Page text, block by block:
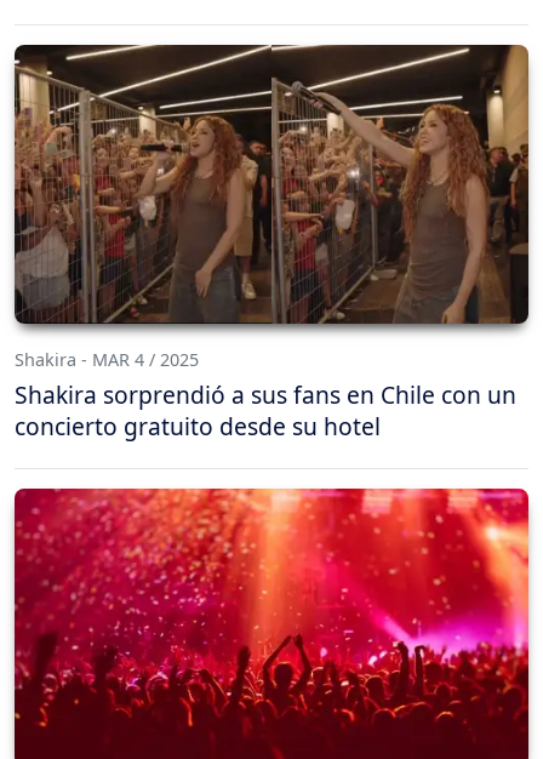
Shakira - MAR 4 / 2025
Shakira sorprendió a sus fans en Chile con un
concierto gratuito desde su hotel